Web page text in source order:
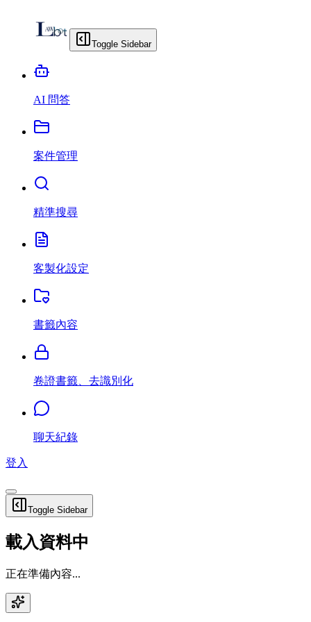
Toggle Sidebar
AI 問答
案件管理
精準搜尋
客製化設定
書籤內容
卷證書籤、去識別化
聊天紀錄
登入
Toggle Sidebar
載入資料中
正在準備內容...